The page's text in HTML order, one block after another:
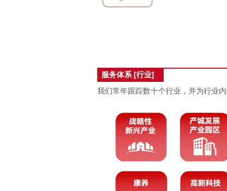
服务体系 [行业]
我们常年跟踪数十个行业，并为行业